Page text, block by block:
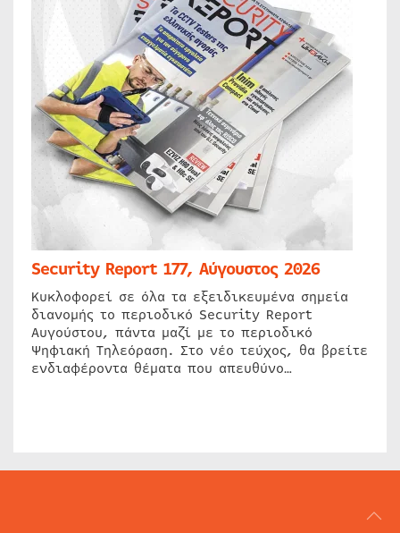
Security Report 177, Αύγουστος 2026
Κυκλοφορεί σε όλα τα εξειδικευμένα σημεία
διανομής το περιοδικό Security Report
Αυγούστου, πάντα μαζί με το περιοδικό
Ψηφιακή Τηλεόραση. Στο νέο τεύχος, θα βρείτε
ενδιαφέροντα θέματα που απευθύνο…